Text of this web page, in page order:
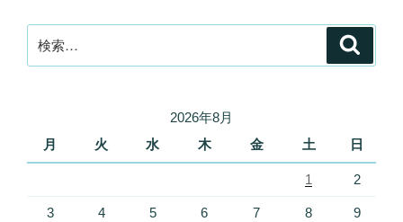
索:
2026年8月
月
火 水 木 金 土 日
1 2
3 4 5 6 7 8 9